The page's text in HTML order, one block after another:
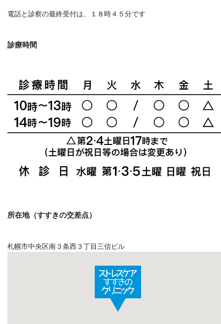
電話と診察の最終受付は、１８時４５分です
診療時間
所在地（すすきの交差点）
札幌市中央区南３条西３丁目三信ビル